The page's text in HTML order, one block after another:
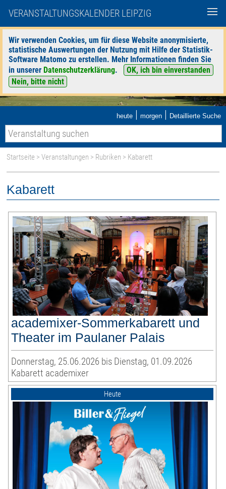
VERANSTALTUNGSKALENDER LEIPZIG
Wir verwenden Cookies, um für diese Website anonymisierte,
statistische Auswertungen der Nutzung mit Hilfe der Statistik-
Software Matomo zu erstellen. Mehr Informationen finden Sie
in unserer Datenschutzerklärung.
OK, ich bin einverstanden
Nein, bitte nicht
heute | morgen | Detaillierte Suche
Startseite >Veranstaltungen > Rubriken > Kabarett
Kabarett
academixer-Sommerkabarett und
Theater im Paulaner Palais
Donnerstag, 25.06.2026 bis Dienstag, 01.09.2026
Kabarett academixer
Heute